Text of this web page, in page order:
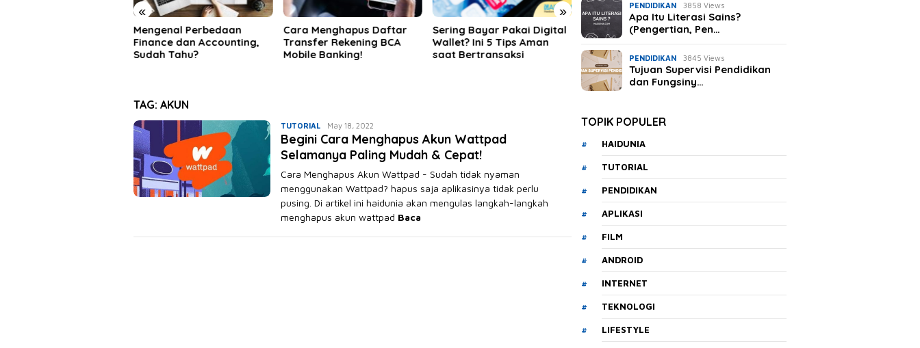
« »
Cara Menghapus Daftar
Transfer Rekening BCA
Mobile Banking!
Sering Bayar Pakai Digital
Wallet? Ini 5 Tips Aman
saat Bertransaksi
Pengertian, Prosedur
Pemakaian & Cara
Menghitung Dividen Bagi
Beberapa Rekomendasi
Pilihan Produk Dana
Pensiun
TAG: AKUN
TUTORIAL Akhmad
Saikuddin
May 18, 2022
Begini Cara Menghapus Akun Wattpad
Selamanya Paling Mudah & Cepat!
Cara Menghapus Akun Wattpad - Sudah tidak nyaman
menggunakan Wattpad? hapus saja aplikasinya tidak perlu
pusing. Di artikel ini haidunia akan mengulas langkah-langkah
menghapus akun wattpad Baca
PENDIDIKAN 3858 Views
Apa Itu Literasi Sains?
(Pengertian, Pen…
PENDIDIKAN 3845 Views
Tujuan Supervisi Pendidikan
dan Fungsiny…
TOPIK POPULER
HAIDUNIA
TUTORIAL
PENDIDIKAN
APLIKASI
FILM
ANDROID
INTERNET
TEKNOLOGI
LIFESTYLE